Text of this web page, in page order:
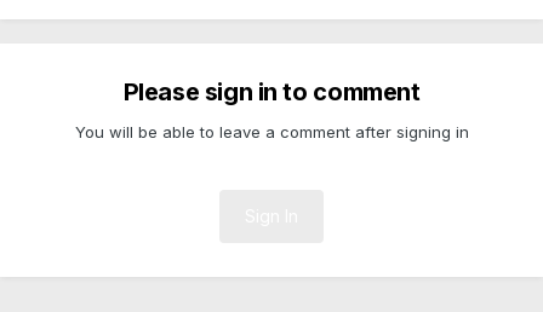
Please sign in to comment
You will be able to leave a comment after signing in